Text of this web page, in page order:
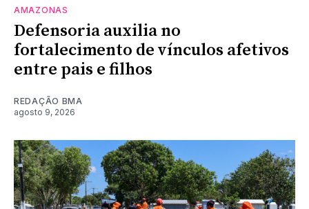
AMAZONAS
Defensoria auxilia no
fortalecimento de vínculos afetivos
entre pais e filhos
REDAÇÃO BMA
agosto 9, 2026